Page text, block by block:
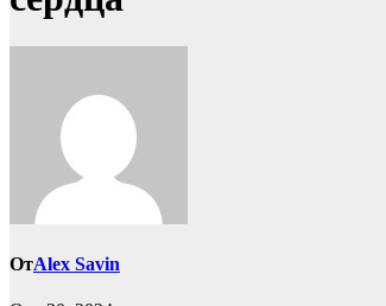
ОтAlex Savin